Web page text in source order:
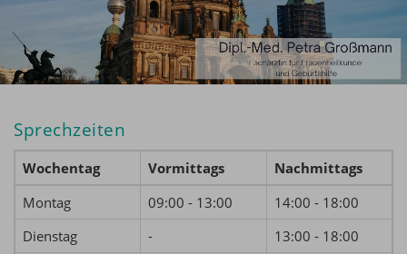
Sprechzeiten
Wochentag Vormittags
Nachmittags
Montag
09:00 - 13:00
14:00 - 18:00
Dienstag
-
13:00 - 18:00